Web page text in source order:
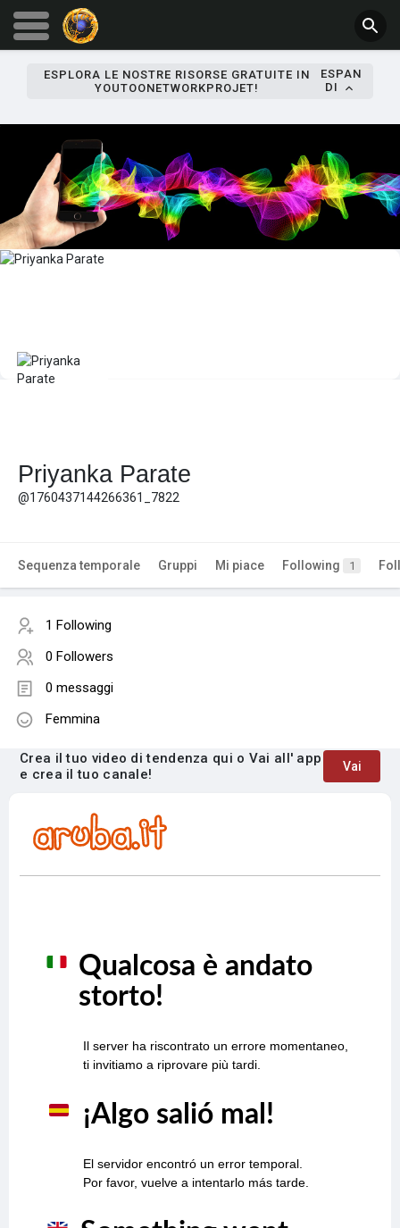
ESPLORA LE NOSTRE RISORSE GRATUITE IN
YOUTOONETWORKPROJET!
ESPAN
DI
Priyanka Parate
@1760437144266361_7822
Sequenza temporale Gruppi Mi piace Following 1
1 Following
0 Followers
0 messaggi
Femmina
Crea il tuo video di tendenza qui o Vai all' app
e crea il tuo canale!
Vai